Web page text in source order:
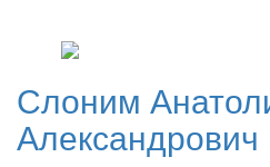
Слоним
Александрович